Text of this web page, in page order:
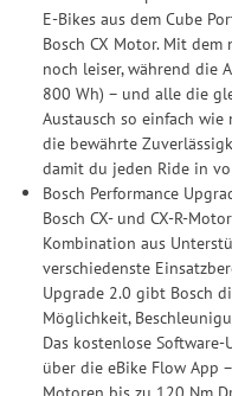
E-Bikes aus dem Cube
Bosch CX Motor. Mit
noch leiser, während die
800 Wh) – und alle die
Austausch so einfach
die bewährte
damit du jeden Ride in
Bosch Performance
Bosch CX- und CX-R-
Kombination aus
verschiedenste
Upgrade 2.0 gibt Bosch
Möglichkeit,
Das kostenlose
über die eBike Flow App